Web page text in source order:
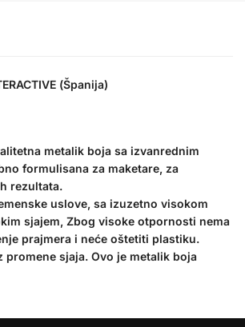
(Španija)
metalik boja sa izvanrednim
formulisana za maketare, za
rezultata.
uslove, sa izuzetno visokom
sjajem, Zbog visoke otpornosti nema
prajmera i neće oštetiti plastiku.
promene sjaja. Ovo je metalik boja